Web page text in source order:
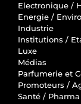
Electronique /
Energie /
Industrie
Institutions /
Luxe
Médias
Parfumerie et
Promoteurs /
Santé / Pharma